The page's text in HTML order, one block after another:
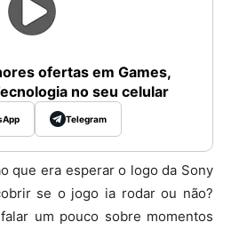
ofertas em Games,
no seu celular
Telegram
que era esperar o logo da Sony
se o jogo ia rodar ou não?
um pouco sobre momentos